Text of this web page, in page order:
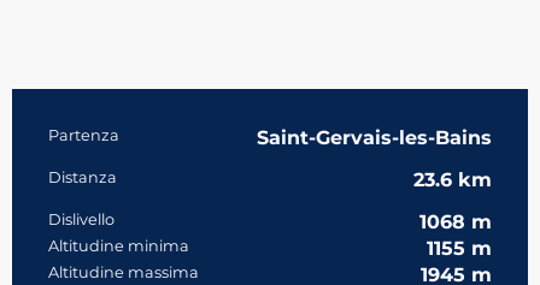
Informazioni pratiche
Partenza Saint-Gervais-les-Bains
Distanza 23.6 km
Dislivello 1068 m
Altitudine minima 1155 m
Altitudine massima 1945 m